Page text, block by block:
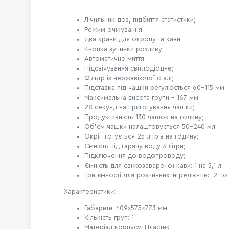
Лічильник доз, підбиття статистики;
Режим очікування;
Два крани для окропу та кави;
Кнопка зупинки розливу;
Автоматичне миття;
Підсвічування світлодіодне;
Фільтр із нержавіючої сталі;
Підставка під чашки регулюється 60-115 мм;
Максимальна висота групи – 167 мм;
28 секунд на приготування чашки;
Продуктивність 130 чашок на годину;
Об'єм чашки налаштовується 50-240 мл;
Окріп готується 25 літрів на годину;
Ємність під гарячу воду 3 літри;
Підключення до водопроводу;
Ємність для свіжозавареної кави: 1 на 5,1 л
Три ємності для розчинних інгредієнтів: 2
Характеристики:
Габарити: 409x575x773 мм
Кількість груп: 1
Матеріал корпусу: Пластик